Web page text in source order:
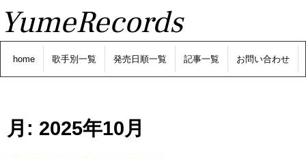
YumeRecords
home 歌手別一覧 発売日順一覧 記事一覧 お問い合わせ
月: 2025年10月